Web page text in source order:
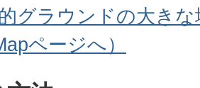
グラウンドの大き
ページへ）